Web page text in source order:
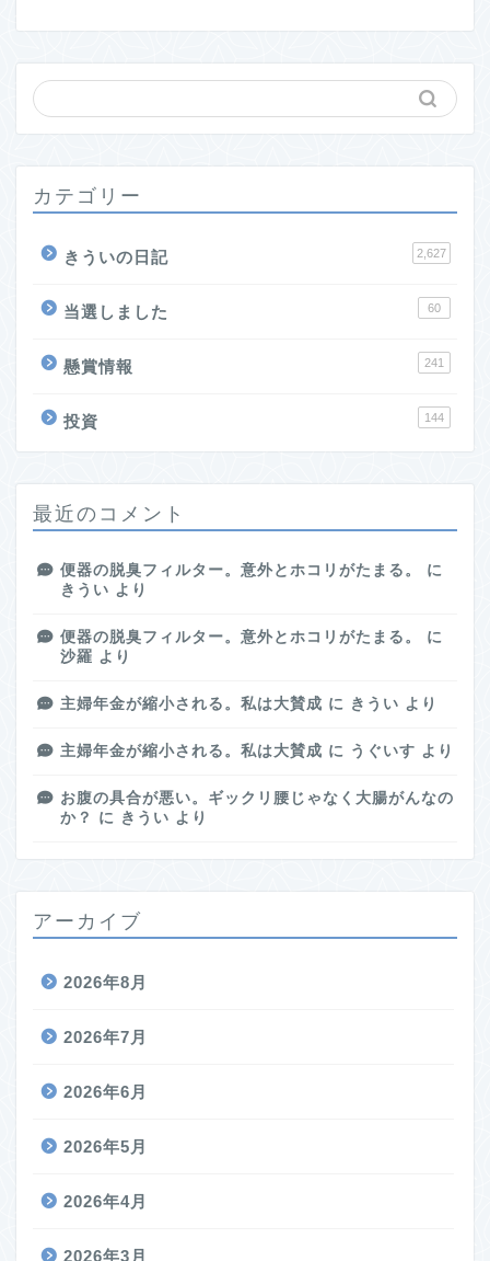
カテゴリー
きういの日記 2,627
当選しました 60
懸賞情報 241
投資 144
最近のコメント
便器の脱臭フィルター。意外とホコリがたまる。
に
きうい より
便器の脱臭フィルター。意外とホコリがたまる。
に
沙羅 より
主婦年金が縮小される。私は大賛成 に きうい より
主婦年金が縮小される。私は大賛成 に うぐいす より
お腹の具合が悪い。ギックリ腰じゃなく大腸がんなの
か？
に きうい より
アーカイブ
2026年8月
2026年7月
2026年6月
2026年5月
2026年4月
2026年3月